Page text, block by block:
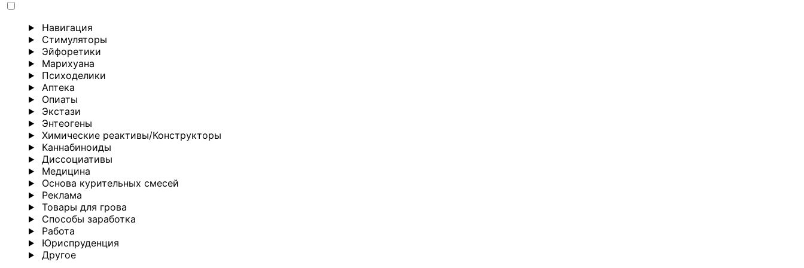
Навигация
Стимуляторы
Эйфоретики
Марихуана
Психоделики
Аптека
Опиаты
Экстази
Энтеогены
Химические реактивы/Конструкторы
Каннабиноиды
Диссоциативы
Медицина
Основа курительных смесей
Реклама
Товары для грова
Способы заработка
Работа
Юриспруденция
Другoе